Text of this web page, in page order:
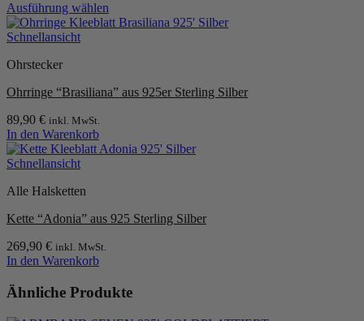
können
auf
der
gewählt
werden
Ausführung wählen
Dieses
Produkt
mehrere
auf.
Optionen
können
auf
der
gewählt
werden
Schnellansicht
Ohrstecker
Ohrringe “Brasiliana” aus 925er Sterling Silber
89,90 € inkl. MwSt.
In den Warenkorb
Schnellansicht
Alle Halsketten
Kette “Adonia” aus 925 Sterling Silber
269,90 € inkl. MwSt.
In den Warenkorb
Ähnliche Produkte